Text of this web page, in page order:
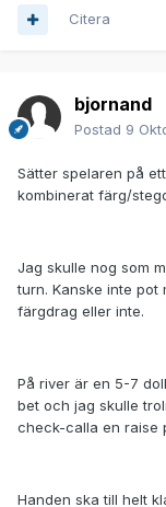
Citera
bjornand
Postad 9
Sätter spelaren på
kombinerat färg/
Jag skulle nog som
turn. Kanske inte pot
färgdrag eller inte.
På river är en 5-7
bet och jag skulle
check-calla en raise
Handen ska till helt